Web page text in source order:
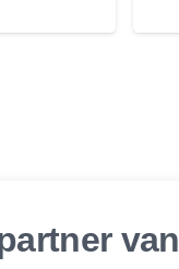
van